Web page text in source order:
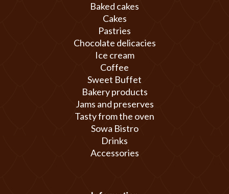
Baked cakes
Cakes
Pastries
Chocolate delicacies
Ice cream
Coffee
Sweet Buffet
Bakery products
Jams and preserves
Tasty from the oven
Sowa Bistro
Drinks
Accessories